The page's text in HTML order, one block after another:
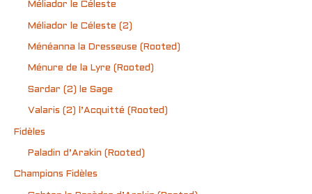
Méliador le Céleste
Méliador le Céleste (2)
Ménéanna la Dresseuse (Rooted)
Ménure de la Lyre (Rooted)
Sardar (2) le Sage
Valaris (2) l’Acquitté (Rooted)
Fidèles
Paladin d’Arakin (Rooted)
Champions Fidèles